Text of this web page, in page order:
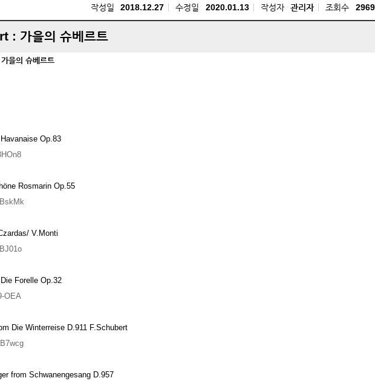
작성일 2018.12.27 수정일 2020.01.13 작성자 관리자 조회수 2969
: 가을의 슈베르트
을의 슈베르트
Op.83
Rosmarin Op.55
V.Monti
Forelle Op.32
OEA
Die Winterreise D.911 F.Schubert
from Schwanengesang D.957